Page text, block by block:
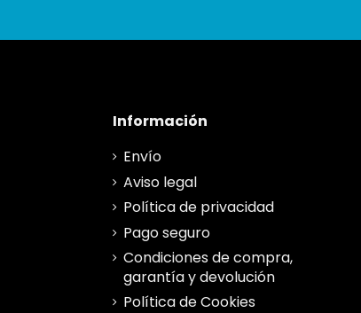
Información
Envío
Aviso legal
Política de privacidad
Pago seguro
Condiciones de compra,
garantía y devolución
Política de Cookies